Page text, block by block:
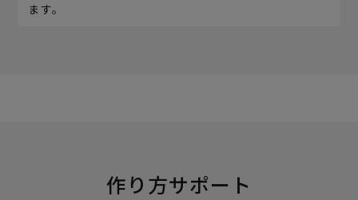
ます。
作り方サポート